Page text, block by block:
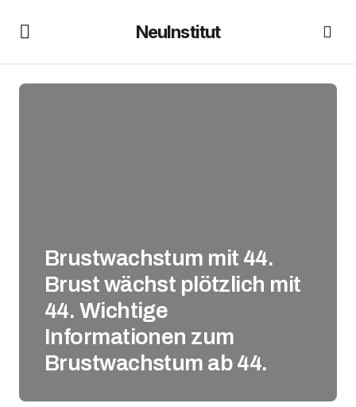
NeuInstitut
Brustwachstum mit 44.
Brust wächst plötzlich mit
44. Wichtige
Informationen zum
Brustwachstum ab 44.